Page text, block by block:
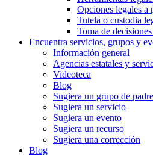
Opciones legales a
Tutela o custodia
Toma de
Encuentra servicios, grupos y
Información general
Agencias estatales y
Videoteca
Blog
Sugiera un grupo de
Sugiera un servicio
Sugiera un evento
Sugiera un recurso
Sugiera una corrección
Blog